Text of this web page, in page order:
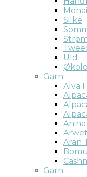
Silke
Uld
Garn
Alva
Aran
Garn